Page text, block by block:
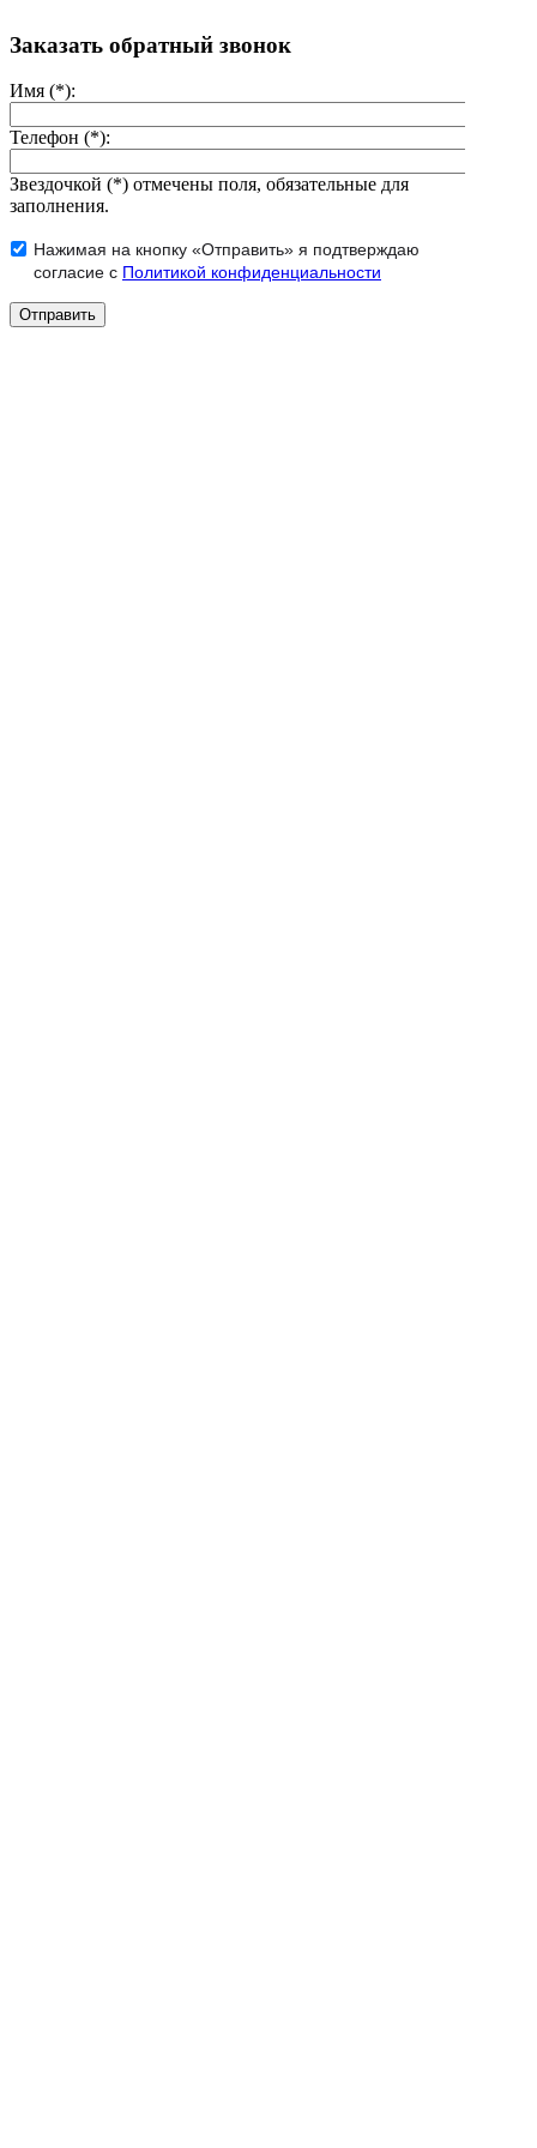
Заказать обратный звонок
Имя (*):
Телефон (*):
Звездочкой (*) отмечены поля, обязательные для
заполнения.
Нажимая на кнопку «Отправить» я подтверждаю
согласие с Политикой конфиденциальности